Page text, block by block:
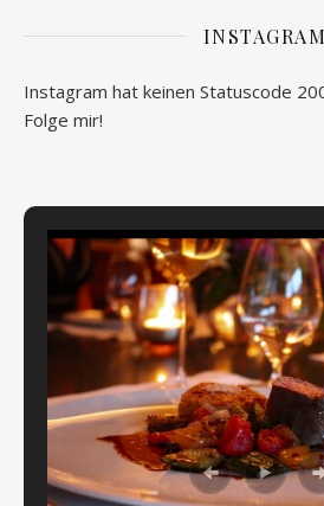
INSTAGRAM
Instagram hat keinen Statuscode
Folge mir!